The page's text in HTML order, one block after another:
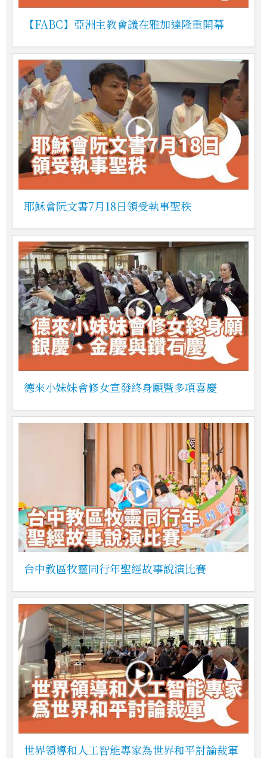
【FABC】亞洲主教會議在雅加達隆重開幕
耶穌會阮文書7月18日領受執事聖秩
德來小妹妹會修女宣發終身願暨多項喜慶
台中教區牧靈同行年聖經故事說演比賽
世界領導和人工智能專家為世界和平討論裁軍